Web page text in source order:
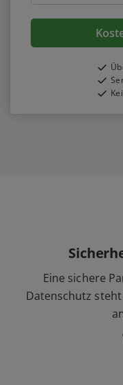
Eine sichere
Datenschutz